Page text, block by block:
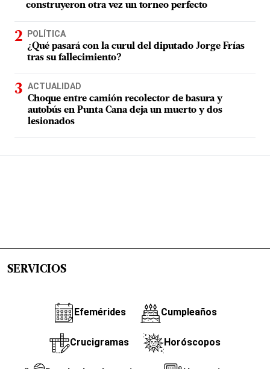
construyeron otra vez un torneo perfecto
POLÍTICA
¿Qué pasará con la curul del diputado Jorge Frías
tras su fallecimiento?
ACTUALIDAD
Choque entre camión recolector de basura y
autobús en Punta Cana deja un muerto y dos
lesionados
SERVICIOS
Efemérides Cumpleaños
Crucigramas Horóscopos